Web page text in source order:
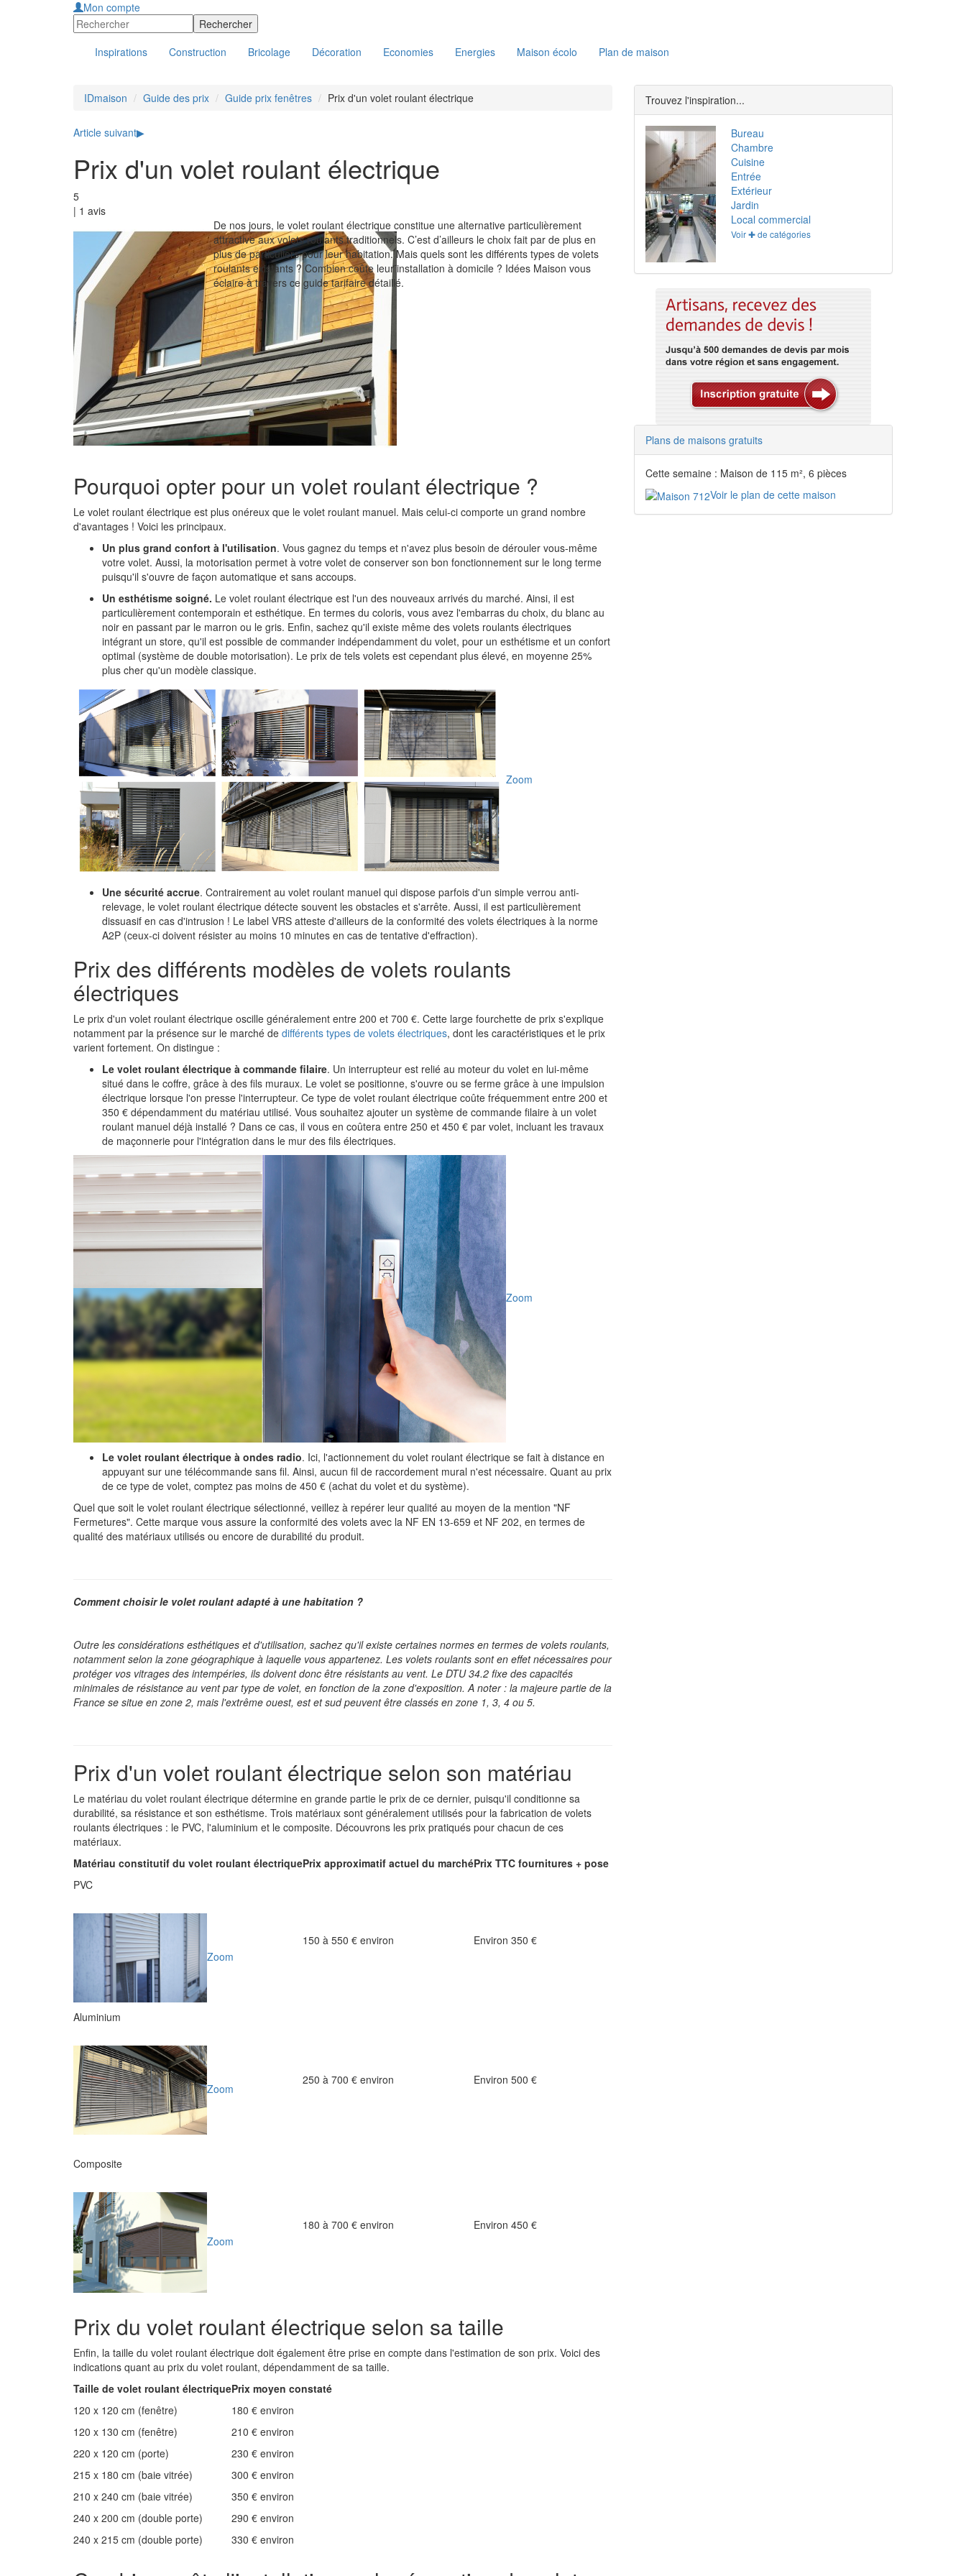
Mon compte
Inspirations Construction Bricolage Décoration Economies Energies Maison écolo Plan de maison
IDmaison Guide des prix Guide prix fenêtres Prix d'un volet roulant électrique
Article suivant▶
Prix d'un volet roulant électrique
5
| 1 avis
De nos jours, le volet roulant électrique constitue une alternative particulièrement
attractive aux volets roulants traditionnels. C’est d’ailleurs le choix fait par de plus en
plus de particuliers pour leur habitation. Mais quels sont les différents types de volets
roulants existants ? Combien coûte leur installation à domicile ? Idées Maison vous
éclaire à travers ce guide tarifaire détaillé.
Pourquoi opter pour un volet roulant électrique ?
Le volet roulant électrique est plus onéreux que le volet roulant manuel. Mais celui-ci comporte un grand nombre
d'avantages ! Voici les principaux.
Un plus grand confort à l'utilisation. Vous gagnez du temps et n'avez plus besoin de dérouler vous-même
votre volet. Aussi, la motorisation permet à votre volet de conserver son bon fonctionnement sur le long terme
puisqu'il s'ouvre de façon automatique et sans accoups.
Un esthétisme soigné. Le volet roulant électrique est l'un des nouveaux arrivés du marché. Ainsi, il est
particulièrement contemporain et esthétique. En termes du coloris, vous avez l'embarras du choix, du blanc au
noir en passant par le marron ou le gris. Enfin, sachez qu'il existe même des volets roulants électriques
intégrant un store, qu'il est possible de commander indépendamment du volet, pour un esthétisme et un confort
optimal (système de double motorisation). Le prix de tels volets est cependant plus élevé, en moyenne 25%
plus cher qu'un modèle classique.
Zoom
Une sécurité accrue. Contrairement au volet roulant manuel qui dispose parfois d'un simple verrou anti-
relevage, le volet roulant électrique détecte souvent les obstacles et s'arrête. Aussi, il est particulièrement
dissuasif en cas d'intrusion ! Le label VRS atteste d'ailleurs de la conformité des volets électriques à la norme
A2P (ceux-ci doivent résister au moins 10 minutes en cas de tentative d'effraction).
Prix des différents modèles de volets roulants
électriques
Le prix d'un volet roulant électrique oscille généralement entre 200 et 700 €. Cette large fourchette de prix s'explique
notamment par la présence sur le marché de différents types de volets électriques, dont les caractéristiques et le prix
varient fortement. On distingue :
Le volet roulant électrique à commande filaire. Un interrupteur est relié au moteur du volet en lui-même
situé dans le coffre, grâce à des fils muraux. Le volet se positionne, s'ouvre ou se ferme grâce à une impulsion
électrique lorsque l'on presse l'interrupteur. Ce type de volet roulant électrique coûte fréquemment entre 200 et
350 € dépendamment du matériau utilisé. Vous souhaitez ajouter un système de commande filaire à un volet
roulant manuel déjà installé ? Dans ce cas, il vous en coûtera entre 250 et 450 € par volet, incluant les travaux
de maçonnerie pour l'intégration dans le mur des fils électriques.
Zoom
Le volet roulant électrique à ondes radio. Ici, l'actionnement du volet roulant électrique se fait à distance en
appuyant sur une télécommande sans fil. Ainsi, aucun fil de raccordement mural n'est nécessaire. Quant au prix
de ce type de volet, comptez pas moins de 450 € (achat du volet et du système).
Quel que soit le volet roulant électrique sélectionné, veillez à repérer leur qualité au moyen de la mention "NF
Fermetures". Cette marque vous assure la conformité des volets avec la NF EN 13-659 et NF 202, en termes de
qualité des matériaux utilisés ou encore de durabilité du produit.
Comment choisir le volet roulant adapté à une habitation ?
Outre les considérations esthétiques et d'utilisation, sachez qu'il existe certaines normes en termes de volets roulants,
notamment selon la zone géographique à laquelle vous appartenez. Les volets roulants sont en effet nécessaires pour
protéger vos vitrages des intempéries, ils doivent donc être résistants au vent. Le DTU 34.2 fixe des capacités
minimales de résistance au vent par type de volet, en fonction de la zone d'exposition. A noter : la majeure partie de la
France se situe en zone 2, mais l'extrême ouest, est et sud peuvent être classés en zone 1, 3, 4 ou 5.
Prix d'un volet roulant électrique selon son matériau
Le matériau du volet roulant électrique détermine en grande partie le prix de ce dernier, puisqu'il conditionne sa
durabilité, sa résistance et son esthétisme. Trois matériaux sont généralement utilisés pour la fabrication de volets
roulants électriques : le PVC, l'aluminium et le composite. Découvrons les prix pratiqués pour chacun de ces
matériaux.
Matériau constitutif du volet roulant électriquePrix approximatif actuel du marchéPrix TTC fournitures + pose
PVC
Zoom
150 à 550 € environ Environ 350 €
Aluminium
Zoom
250 à 700 € environ Environ 500 €
Composite
Zoom
180 à 700 € environ Environ 450 €
Prix du volet roulant électrique selon sa taille
Enfin, la taille du volet roulant électrique doit également être prise en compte dans l'estimation de son prix. Voici des
indications quant au prix du volet roulant, dépendamment de sa taille.
Taille de volet roulant électriquePrix moyen constaté
120 x 120 cm (fenêtre)
180 € environ
120 x 130 cm (fenêtre)
210 € environ
220 x 120 cm (porte)
230 € environ
215 x 180 cm (baie vitrée)
300 € environ
210 x 240 cm (baie vitrée)
350 € environ
240 x 200 cm (double porte)
290 € environ
240 x 215 cm (double porte)
330 € environ
Trouvez l'inspiration...
Bureau
Chambre
Cuisine
Entrée
Extérieur
Jardin
Local commercial
Voir ✚ de catégories
Plans de maisons gratuits
Cette semaine : Maison de 115 m², 6 pièces
Voir le plan de cette maison